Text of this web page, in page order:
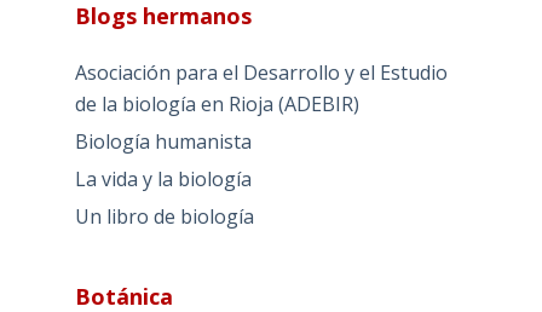
Blogs hermanos
Asociación para el Desarrollo y el Estudio
de la biología en Rioja (ADEBIR)
Biología humanista
La vida y la biología
Un libro de biología
Botánica